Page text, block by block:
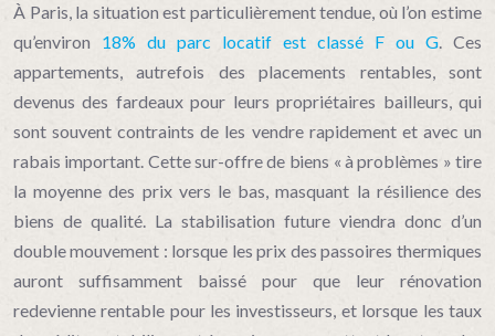
À Paris, la situation est particulièrement tendue, où l’on estime
qu’environ 18% du parc locatif est classé F ou G. Ces
appartements, autrefois des placements rentables, sont
devenus des fardeaux pour leurs propriétaires bailleurs, qui
sont souvent contraints de les vendre rapidement et avec un
rabais important. Cette sur-offre de biens « à problèmes » tire
la moyenne des prix vers le bas, masquant la résilience des
biens de qualité. La stabilisation future viendra donc d’un
double mouvement : lorsque les prix des passoires thermiques
auront suffisamment baissé pour que leur rénovation
redevienne rentable pour les investisseurs, et lorsque les taux